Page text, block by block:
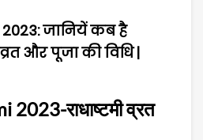
2023: जानियें कब है
और पूजा की विधि |
2023-राधाष्टमी व्रत